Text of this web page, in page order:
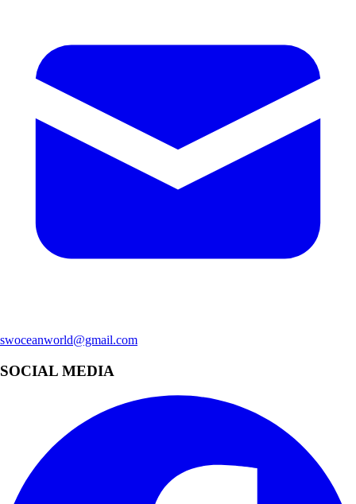
swoceanworld@gmail.com
SOCIAL MEDIA